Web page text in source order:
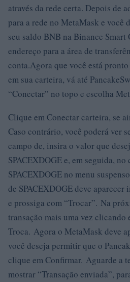
através da rede certa. Depois de
para a rede no MetaMask e você
seu saldo BNB na Binance
endereço para a área de
conta.Agora que você está
em sua carteira, vá até
“Conectar” no topo e escolha
Clique em Conectar carteira, se
Caso contrário, você poderá ver
campo de, insira o valor que
SPACEXDOGE e, em seguida,
SPACEXDOGE no menu
de SPACEXDOGE deve
e prossiga com “Trocar”. Na
transação mais uma vez clicando
Troca. Agora o MetaMask deve
você deseja permitir que o
clique em Confirmar. Aguarde a
mostrar “Transação enviada”,